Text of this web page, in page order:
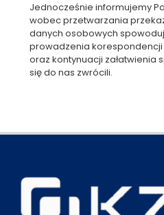
Jednocześnie informujemy
wobec przetwarzania
danych osobowych
prowadzenia
oraz kontynuacji załatwienia
się do nas zwrócili.